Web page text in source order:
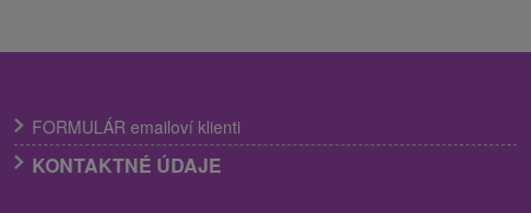
FORMULÁR emailoví klienti
KONTAKTNÉ ÚDAJE